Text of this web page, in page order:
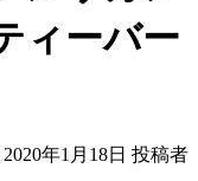
ィーバー
年1月18日 投稿者